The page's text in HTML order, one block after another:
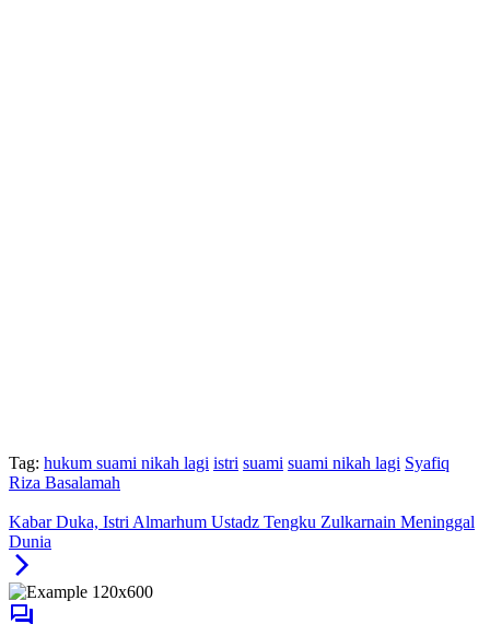
Tag: hukum suami nikah lagi istri suami suami nikah lagi Syafiq
Riza Basalamah
Kabar Duka, Istri Almarhum Ustadz Tengku Zulkarnain Meninggal
Dunia